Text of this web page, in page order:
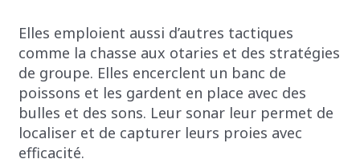
Elles emploient aussi d’autres tactiques
comme la chasse aux otaries et des stratégies
de groupe. Elles encerclent un banc de
poissons et les gardent en place avec des
bulles et des sons. Leur sonar leur permet de
localiser et de capturer leurs proies avec
efficacité.